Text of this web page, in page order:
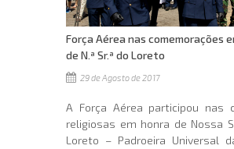
Força Aérea nas comemorações
de N.ª Sr.ª do Loreto
29 de Agosto de 2017
A Força Aérea participou nas
religiosas em honra de Nossa
Loreto – Padroeira Universal